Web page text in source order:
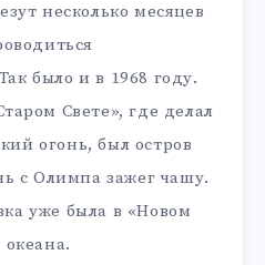
несколько месяцев
было и в 1968 году.
Свете», где делал
огонь, был остров
с Олимпа зажег чашу.
уже была в «Новом
океана.